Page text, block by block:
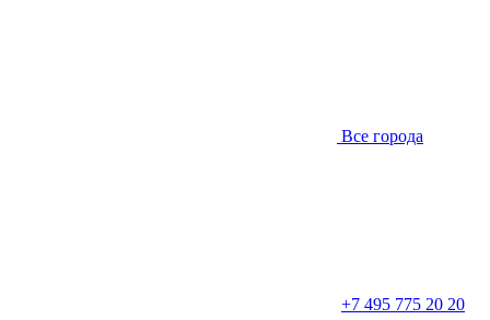
Все города
+7 495 775 20 20